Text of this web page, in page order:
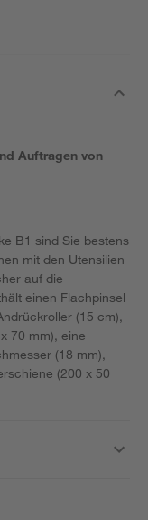
Auftragen von
B1 sind Sie bestens
mit den Utensilien
auf die
einen Flachpinsel
(15 cm),
70 mm), eine
(18 mm),
(200 x 50